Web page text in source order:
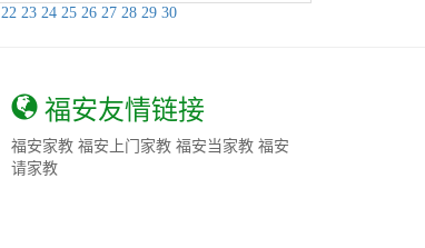
22 23 24 25 26 27 28 29 30
福安友情链接
福安家教 福安上门家教 福安当家教 福安
请家教